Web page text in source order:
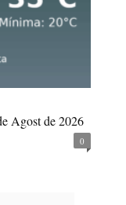
Agost de 2026
0